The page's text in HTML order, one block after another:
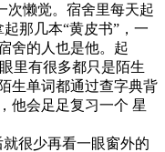
次懒觉。宿舍里每天起
那几本“黄皮书”，一
舍的人也是他。起
里有很多都只是陌生
生单词都通过查字典背
他会足足复习一个 星
很少再看一眼窗外的